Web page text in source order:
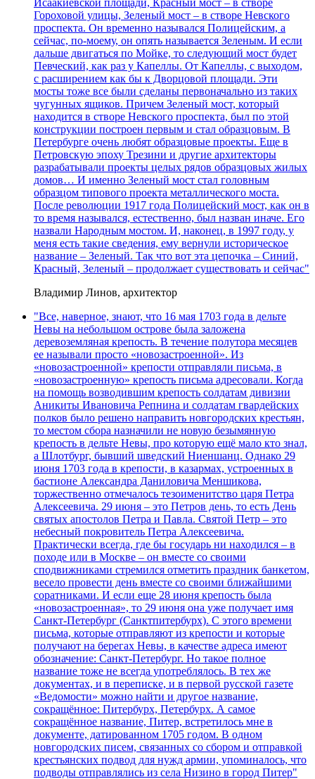
Гороховой улицы, Зеленый мост – в створе Невского
проспекта. Он временно назывался Полицейским, а
сейчас, по-моему, он опять называется Зеленым. И если
дальше двигаться по Мойке, то следующий мост будет
Певческий, как раз у Капеллы. От Капеллы, с выходом,
с расширением как бы к Дворцовой площади. Эти
мосты тоже все были сделаны первоначально из таких
чугунных ящиков. Причем Зеленый мост, который
находится в створе Невского проспекта, был по этой
конструкции построен первым и стал образцовым. В
Петербурге очень любят образцовые проекты. Еще в
Петровскую эпоху Трезини и другие архитекторы
разрабатывали проекты целых рядов образцовых жилых
домов… И именно Зеленый мост стал головным
образцом типового проекта металлического моста.
После революции 1917 года Полицейский мост, как он в
то время назывался, естественно, был назван иначе. Его
назвали Народным мостом. И, наконец, в 1997 году, у
меня есть такие сведения, ему вернули историческое
название – Зеленый. Так что вот эта цепочка – Синий,
Красный, Зеленый – продолжает существовать и сейчас"
Владимир Линов, архитектор
"Все, наверное, знают, что 16 мая 1703 года в дельте
Невы на небольшом острове была заложена
деревоземляная крепость. В течение полутора месяцев
ее называли просто «новозастроенной». Из
«новозастроенной» крепости отправляли письма, в
«новозастроенную» крепость письма адресовали. Когда
на помощь возводившим крепость солдатам дивизии
Аникиты Ивановича Репнина и солдатам гвардейских
полков было решено направить новгородских крестьян,
то местом сбора назначили не новую безымянную
крепость в дельте Невы, про которую ещё мало кто знал,
а Шлотбург, бывший шведский Ниеншанц. Однако 29
июня 1703 года в крепости, в казармах, устроенных в
бастионе Александра Даниловича Меншикова,
торжественно отмечалось тезоименитство царя Петра
Алексеевича. 29 июня – это Петров день, то есть День
святых апостолов Петра и Павла. Святой Петр – это
небесный покровитель Петра Алексеевича.
Практически всегда, где бы государь ни находился – в
походе или в Москве – он вместе со своими
сподвижниками стремился отметить праздник банкетом,
весело провести день вместе со своими ближайшими
соратниками. И если еще 28 июня крепость была
«новозастроенная», то 29 июня она уже получает имя
Санкт-Петербург (Санктпитербурх). С этого времени
письма, которые отправляют из крепости и которые
получают на берегах Невы, в качестве адреса имеют
обозначение: Санкт-Петербург. Но такое полное
название тоже не всегда употреблялось. В тех же
документах, и в переписке, и в первой русской газете
«Ведомости» можно найти и другое название,
сокращённое: Питербурх, Петербурх. А самое
сокращённое название, Питер, встретилось мне в
документе, датированном 1705 годом. В одном
новгородских писем, связанных со сбором и отправкой
крестьянских подвод для нужд армии, упоминалось, что
подводы отправлялись из села Низино в город Питер"